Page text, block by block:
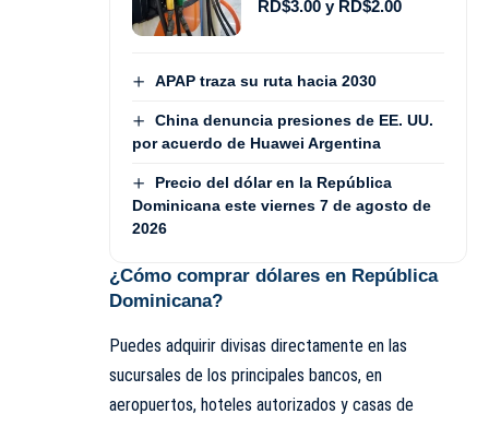
RD$3.00 y RD$2.00
APAP traza su ruta hacia 2030
China denuncia presiones de EE. UU.
por acuerdo de Huawei Argentina
Precio del dólar en la República
Dominicana este viernes 7 de agosto de
2026
¿Cómo comprar dólares en República
Dominicana?
Puedes adquirir divisas directamente en las
sucursales de los principales bancos, en
aeropuertos, hoteles autorizados y casas de